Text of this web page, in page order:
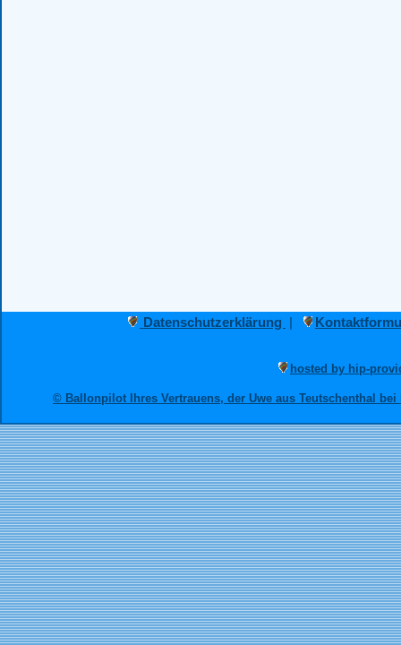
Datenschutzerklärung |
hosted by hip-
© Ballonpilot Ihres Vertrauens, der Uwe aus Teutschenthal bei